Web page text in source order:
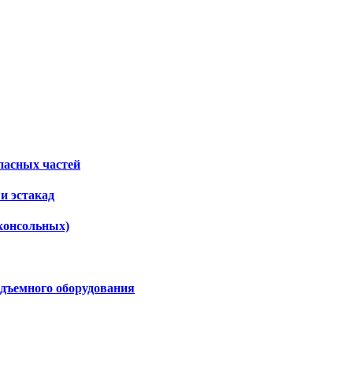
частей
эстакад
оборудования